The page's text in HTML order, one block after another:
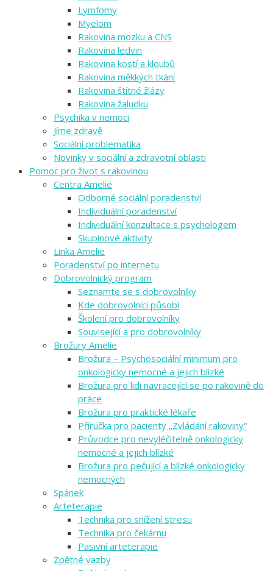
Lymfomy
Myelom
Rakovina mozku a CNS
Rakovina ledvin
Rakovina kostí a kloubů
Rakovina měkkých tkání
Rakovina štítné žlázy
Rakovina žaludku
Psychika v nemoci
Jíme zdravě
Sociální problematika
Novinky v sociální a zdravotní oblasti
Pomoc pro život s rakovinou
Centra Amelie
Odborné sociální poradenství
Individuální poradenství
Individuální konzultace s psychologem
Skupinové aktivity
Linka Amelie
Poradenství po internetu
Dobrovolnický program
Seznamte se s dobrovolníky
Kde dobrovolníci působí
Školení pro dobrovolníky
Související a pro dobrovolníky
Brožury Amelie
Brožura – Psychosociální minimum pro
onkologicky nemocné a jejich blízké
Brožura pro lidi navracející se po rakovině do
práce
Brožura pro praktické lékaře
Příručka pro pacienty „Zvládání rakoviny“
Průvodce pro nevyléčitelně onkologicky
nemocné a jejich blízké
Brožura pro pečující a blízké onkologicky
nemocných
Spánek
Arteterapie
Technika pro snížení stresu
Technika pro čekárnu
Pasivní arteterapie
Zpětné vazby